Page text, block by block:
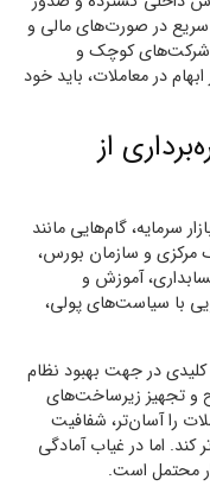
سریع در صورت‌های مالی و
شرکت‌های کوچک و
در معاملات، باید خود
از
سرمایه، گام‌هایی مانند
مرکزی و سازمان بورس،
آموزش و
با سیاست‌های پولی،
در جهت بهبود نظام
و تجهیز زیرساخت‌های
را آسان‌تر، شفافیت
کند. اما در غیاب آمادگی
محتمل است.